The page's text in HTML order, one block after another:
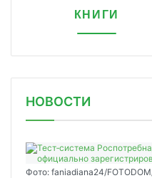
КНИГИ
НОВОСТИ
Фото: faniadiana24/